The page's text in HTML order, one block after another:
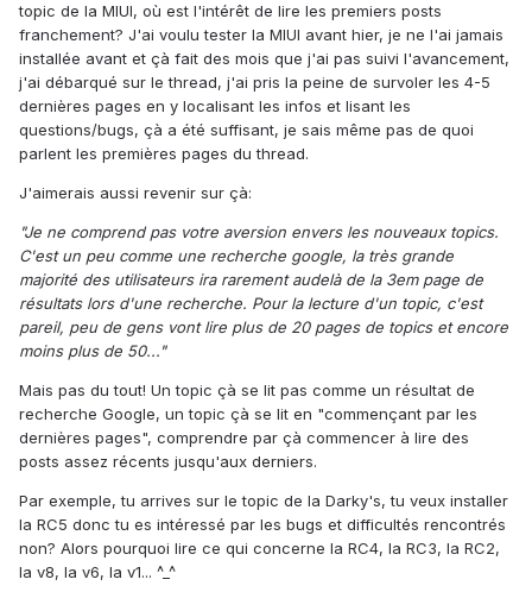
topic de la MIUI, où est l'intérêt de lire les premiers posts
franchement? J'ai voulu tester la MIUI avant hier, je ne l'ai jamais
installée avant et çà fait des mois que j'ai pas suivi l'avancement,
j'ai débarqué sur le thread, j'ai pris la peine de survoler les 4-5
dernières pages en y localisant les infos et lisant les
questions/bugs, çà a été suffisant, je sais même pas de quoi
parlent les premières pages du thread.
J'aimerais aussi revenir sur çà:
"Je ne comprend pas votre aversion envers les nouveaux topics.
C'est un peu comme une recherche google, la très grande
majorité des utilisateurs ira rarement audelà de la 3em page de
résultats lors d'une recherche. Pour la lecture d'un topic, c'est
pareil, peu de gens vont lire plus de 20 pages de topics et encore
moins plus de 50..."
Mais pas du tout! Un topic çà se lit pas comme un résultat de
recherche Google, un topic çà se lit en "commençant par les
dernières pages", comprendre par çà commencer à lire des
posts assez récents jusqu'aux derniers.
Par exemple, tu arrives sur le topic de la Darky's, tu veux installer
la RC5 donc tu es intéressé par les bugs et difficultés rencontrés
non? Alors pourquoi lire ce qui concerne la RC4, la RC3, la RC2,
la v8, la v6, la v1... ^_^